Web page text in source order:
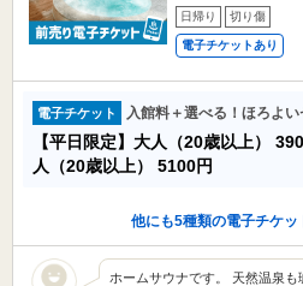
日帰り 切り傷
電子チケットあり
電子チケット 入館料＋選べる！ほろよ
【平日限定】大人（20歳以上）
人（20歳以上） 5100円
他にも5種類の電子チケッ
ホームサウナです。 天然温泉